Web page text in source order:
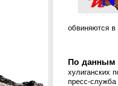
обвиняются в
По данным
хулиганских
пресс-